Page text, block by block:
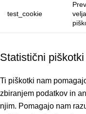
test_cookie
Statistični piškotki
Ti piškotki nam
zbiranjem podatkov in
njim. Pomagajo nam